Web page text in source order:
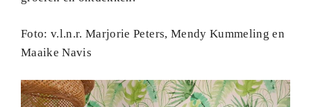
Foto: v.l.n.r. Marjorie Peters, Mendy Kummeling en
Maaike Navis